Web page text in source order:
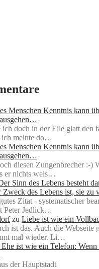
Menschen Kenntnis kann
ich doch in der Eile glatt den
ich meinte do…
Menschen Kenntnis kann
diesen Zungenbrecher :-)
er nichts weis…
Sinn des Lebens besteht
des Lebens ist, sie zu
Zitat - systematischer
Peter Jedlick…
zu Liebe ist wie ein
ist das. Auch die Webseite
mal wieder. Li…
ist wie ein Telefon:
der Hauptstadt